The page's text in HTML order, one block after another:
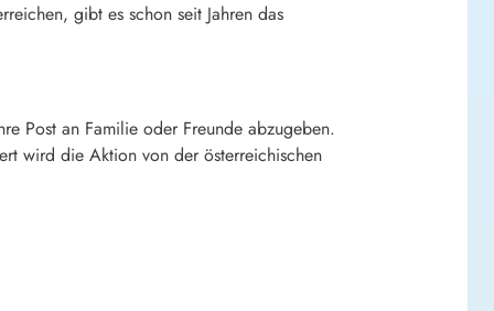
gibt es schon seit Jahren das
Post an Familie oder Freunde abzugeben.
wird die Aktion von der österreichischen